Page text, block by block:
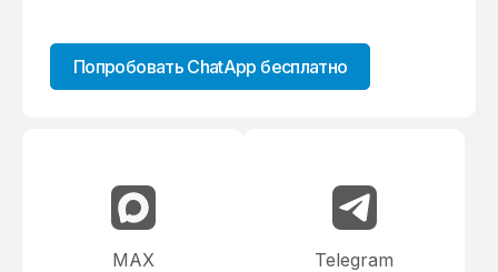
Попробовать ChatApp бесплатно
MAX Telegram